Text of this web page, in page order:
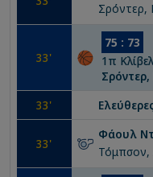
Σρόντερ,
33'
75 : 73
1 π
Σρόντερ,
33'
33'
Φάουλ
Τόμπσον,